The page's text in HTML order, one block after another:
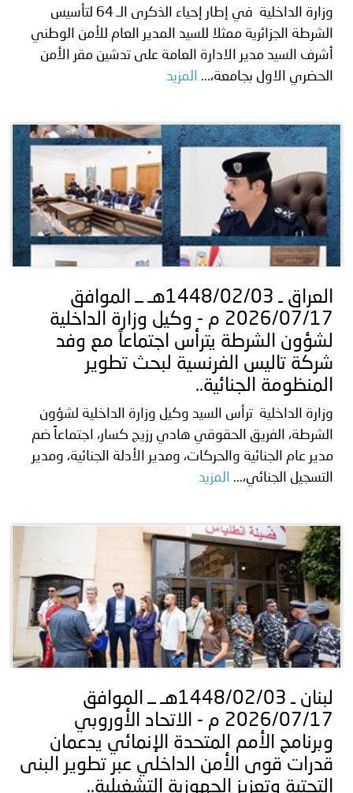
وزارة الداخلية في إطار إحياء الذكرى الـ 64 لتأسيس
الشرطة الجزائرية ممثلا للسيد المدير العام للأمن الوطني
أشرف السيد مدير الادارة العامة على تدشين مقر الأمن
الحضري الاول بجامعة،...
المزيد
العراق ـ 1448/02/03هـ ــ الموافق
2026/07/17 م - وكيل وزارة الداخلية
لشؤون الشرطة يترأس اجتماعاً مع وفد
شركة تاليس الفرنسية لبحث تطوير
المنظومة الجنائية..
وزارة الداخلية ترأس السيد وكيل وزارة الداخلية لشؤون
الشرطة، الفريق الحقوقي هادي رزيج كسار، اجتماعاً ضم
مدير عام الجنائية والحركات، ومدير الأدلة الجنائية، ومدير
التسجيل الجنائي،...
المزيد
لبنان ـ 1448/02/03هـ ــ الموافق
2026/07/17 م - الاتحاد الأوروبي
وبرنامج الأمم المتحدة الإنمائي يدعمان
قدرات قوى الأمن الداخلي عبر تطوير البنى
التحتية وتعزيز الجهوزية التشغيلية..